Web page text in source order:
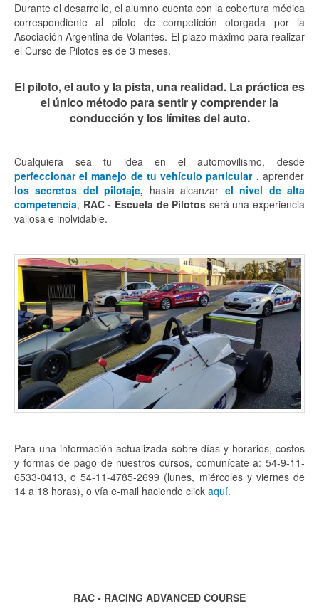
Durante el desarrollo, el alumno cuenta con la cobertura médica
correspondiente al piloto de competición otorgada por la
Asociación Argentina de Volantes. El plazo máximo para realizar
el Curso de Pilotos es de 3 meses.
El piloto, el auto y la pista, una realidad. La práctica es
el único método para sentir y comprender la
conducción y los límites del auto.
Cualquiera sea tu idea en el automovilismo, desde
perfeccionar el manejo de tu vehículo particular, aprender
los secretos del pilotaje, hasta alcanzar el nivel de alta
competencia, RAC - Escuela de Pilotos será una experiencia
valiosa e inolvidable.
Para una información actualizada sobre días y horarios, costos
y formas de pago de nuestros cursos, comunícate a: 54-9-11-
6533-0413, o 54-11-4785-2699 (lunes, miércoles y viernes de
14 a 18 horas), o vía e-mail haciendo click aquí.
RAC - RACING ADVANCED COURSE